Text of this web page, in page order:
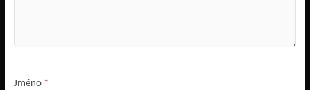
Jméno *